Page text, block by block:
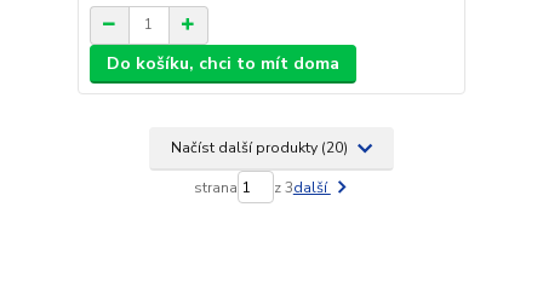
Do košíku, chci to mít doma
Načíst další produkty (20)
strana z 3další